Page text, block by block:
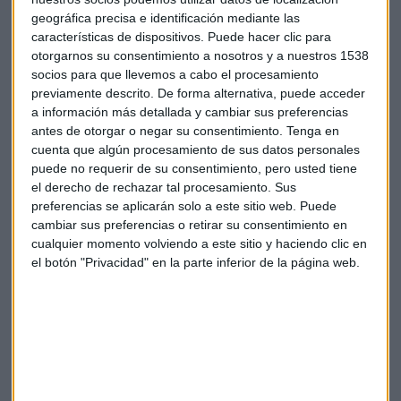
geográfica precisa e identificación mediante las
características de dispositivos. Puede hacer clic para
otorgarnos su consentimiento a nosotros y a nuestros 1538
socios para que llevemos a cabo el procesamiento
previamente descrito. De forma alternativa, puede acceder
a información más detallada y cambiar sus preferencias
antes de otorgar o negar su consentimiento. Tenga en
cuenta que algún procesamiento de sus datos personales
puede no requerir de su consentimiento, pero usted tiene
el derecho de rechazar tal procesamiento. Sus
preferencias se aplicarán solo a este sitio web. Puede
cambiar sus preferencias o retirar su consentimiento en
cualquier momento volviendo a este sitio y haciendo clic en
el botón "Privacidad" en la parte inferior de la página web.
primeras escenas de la película.
https://youtu.be/J_rVcA8I9v8
Estrella Damm
Suscríbete a nuestros boletines
Te enviaremos las noticias más importantes del día